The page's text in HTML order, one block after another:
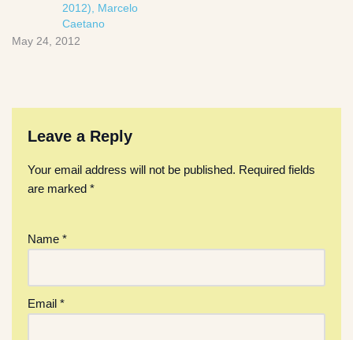
2012), Marcelo
Caetano
May 24, 2012
Leave a Reply
Your email address will not be published. Required fields
are marked *
Name *
Email *